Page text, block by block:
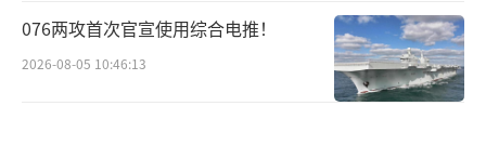
076两攻首次官宣使用综合电推！
2026-08-05 10:46:13